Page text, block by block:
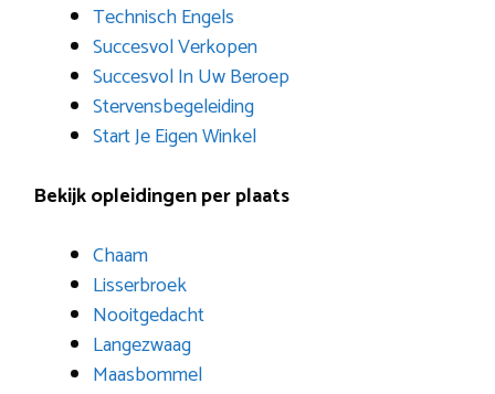
Technisch Engels
Succesvol Verkopen
Succesvol In Uw Beroep
Stervensbegeleiding
Start Je Eigen Winkel
Bekijk opleidingen per plaats
Chaam
Lisserbroek
Nooitgedacht
Langezwaag
Maasbommel